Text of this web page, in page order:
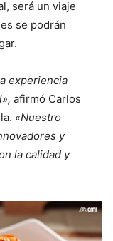
será un viaje
se podrán
experiencia
afirmó Carlos
«Nuestro
y
la calidad y